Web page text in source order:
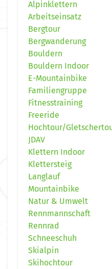
Alpinklettern
Arbeitseinsatz
Bergtour
Bergwanderung
Bouldern
Bouldern Indoor
E-Mountainbike
Familiengruppe
Fitnesstraining
Freeride
Hochtour/
JDAV
Klettern Indoor
Klettersteig
Langlauf
Mountainbike
Natur & Umwelt
Rennmannschaft
Rennrad
Schneeschuh
Skialpin
Skihochtour